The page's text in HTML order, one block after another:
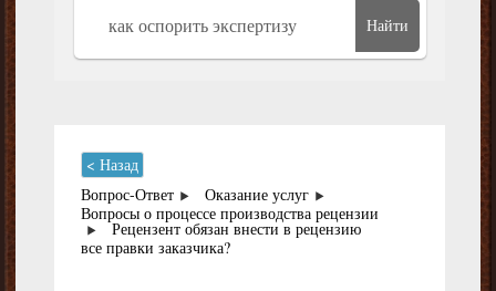
Найти
< Назад
Вопрос-Ответ
Оказание услуг
Вопросы о процессе производства рецензии
Рецензент обязан внести в рецензию
все правки заказчика?